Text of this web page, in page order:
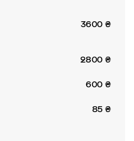
3600 ₴
2800 ₴
600 ₴
85 ₴